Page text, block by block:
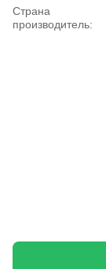
Страна
производитель: